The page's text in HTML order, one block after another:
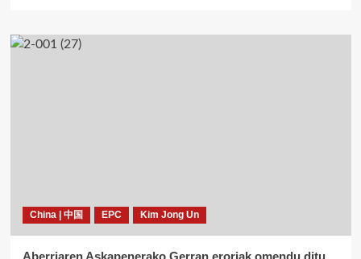
China | 中国 EPC Kim Jong Un
Aberriaren Askapenerako Gerran eroriak omendu ditu